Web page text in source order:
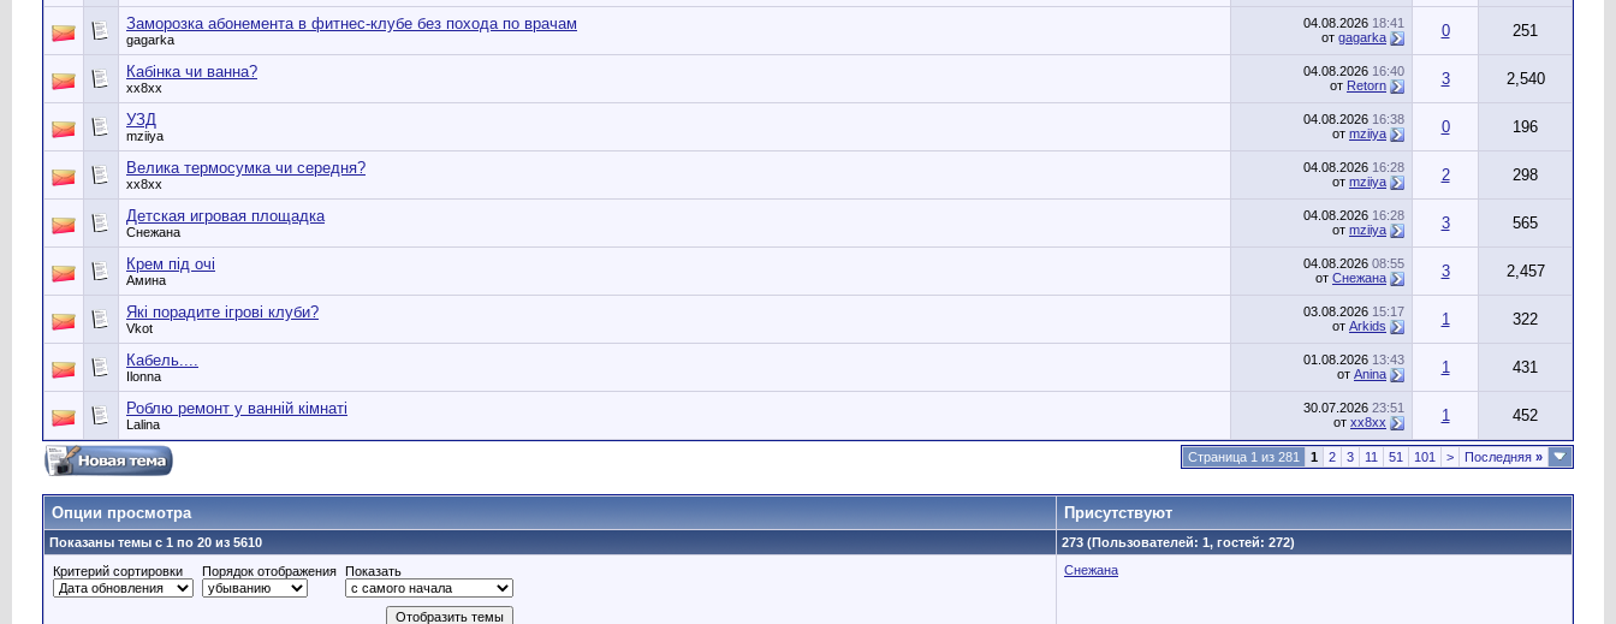
Заморозка абонемента в фитнес-клубе без похода по врачам
gagarka
04.08.2026 18:41
от gagarka 0 251
Кабінка чи ванна?
хх8хх
04.08.2026 16:40
от Retorn 3 2,540
УЗД
mziiya
04.08.2026 16:38
от mziiya 0 196
Велика термосумка чи середня?
хх8хх
04.08.2026 16:28
от mziiya 2 298
Детская игровая площадка
Снежана
04.08.2026 16:28
от mziiya 3 565
Крем під очі
Амина
04.08.2026 08:55
от Снежана 3 2,457
Які порадите ігрові клуби?
Vkot
03.08.2026 15:17
от Arkids 1 322
Кабель....
Ilonna
01.08.2026 13:43
от Anina 1 431
Роблю ремонт у ванній кімнаті
Lalina
30.07.2026 23:51
от хх8хх 1 452
Страница 1 из 281 1 2 3 11 51 101 > Последняя »
Опции просмотра Присутствуют
Показаны темы с 1 по 20 из 5610
273 (Пользователей: 1, гостей: 272)
Критерий сортировки
Порядок отображения Показать Снежана